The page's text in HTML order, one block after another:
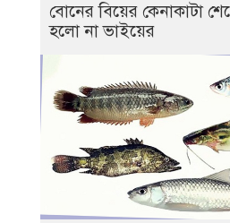
বোনের বিয়ের কেনাকাটা
হলো না ভাইয়ের